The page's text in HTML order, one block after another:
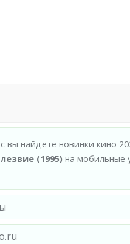
вы найдете новинки кино
(1995) на мобильные